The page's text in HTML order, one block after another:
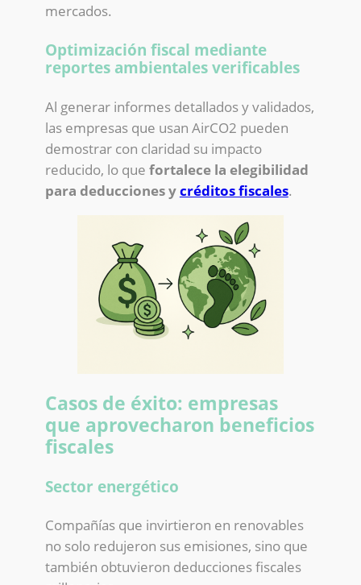
mercados.
Optimización fiscal mediante
reportes ambientales verificables
Al generar informes detallados y validados,
las empresas que usan AirCO2 pueden
demostrar con claridad su impacto
reducido, lo que fortalece la elegibilidad
para deducciones ycréditos fiscales.
Casos de éxito: empresas
que aprovecharon beneficios
fiscales
Sector energético
Compañías que invirtieron en renovables
no solo redujeron sus emisiones, sino que
también obtuvieron deducciones fiscales